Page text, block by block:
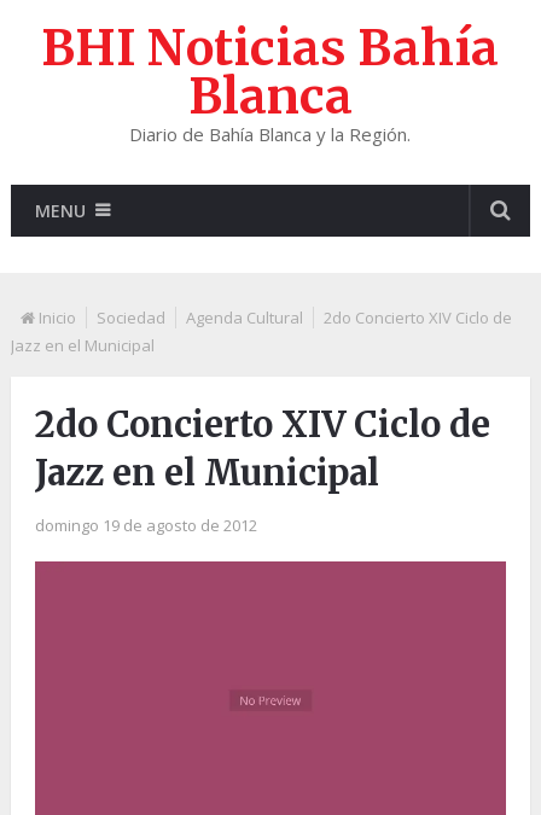
BHI Noticias Bahía
Blanca
Diario de Bahía Blanca y la Región.
MENU
Inicio Sociedad Agenda Cultural
2do Concierto XIV Ciclo de
Jazz en el Municipal
2do Concierto XIV Ciclo de
Jazz en el Municipal
domingo 19 de agosto de 2012